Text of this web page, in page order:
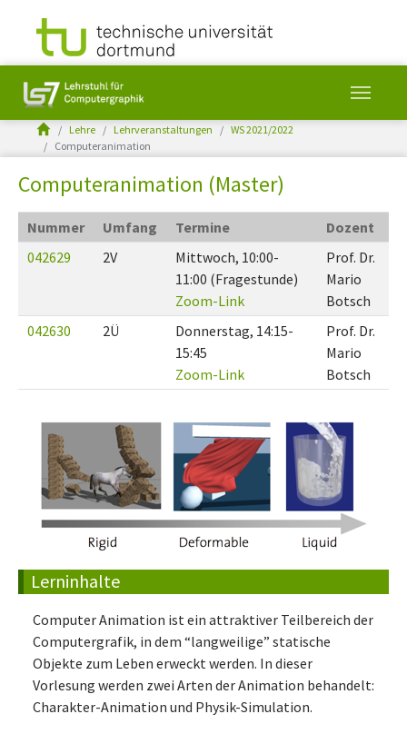
Skip to main content
You are here:
Lehre Lehrveranstaltungen
WS 2021/2022
Computeranimation
Computeranimation (Master)
Nummer Umfang Termine
Dozent
042629
2V
Mittwoch, 10:00-
11:00 (Fragestunde)
Zoom-Link
Prof. Dr.
Mario
Botsch
042630
2Ü
Donnerstag, 14:15-
15:45
Zoom-Link
Prof. Dr.
Mario
Botsch
Lerninhalte
Computer Animation ist ein attraktiver Teilbereich der
Computergrafik, in dem “langweilige” statische
Objekte zum Leben erweckt werden. In dieser
Vorlesung werden zwei Arten der Animation behandelt:
Charakter-Animation und Physik-Simulation.